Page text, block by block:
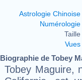
Astrologie Chinoise
Numérologie
Taille
Vues
Biographie de Tobey
Tobey Maguire,